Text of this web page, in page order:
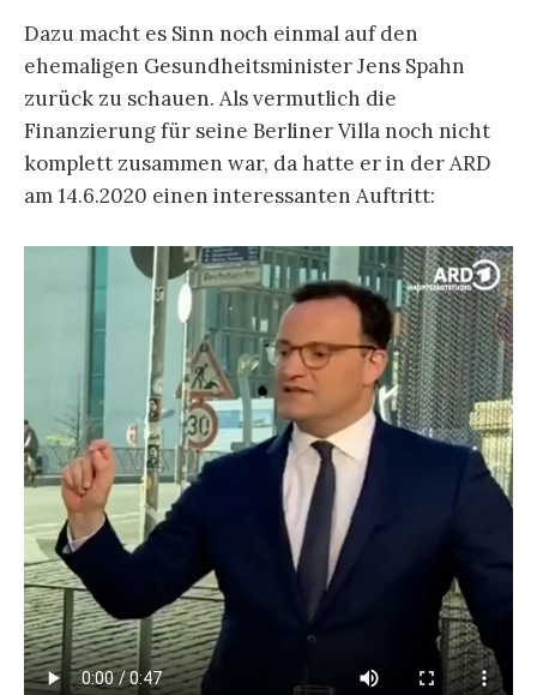
Dazu macht es Sinn noch einmal auf den
ehemaligen Gesundheitsminister Jens Spahn
zurück zu schauen. Als vermutlich die
Finanzierung für seine Berliner Villa noch nicht
komplett zusammen war, da hatte er in der ARD
am 14.6.2020 einen interessanten Auftritt: